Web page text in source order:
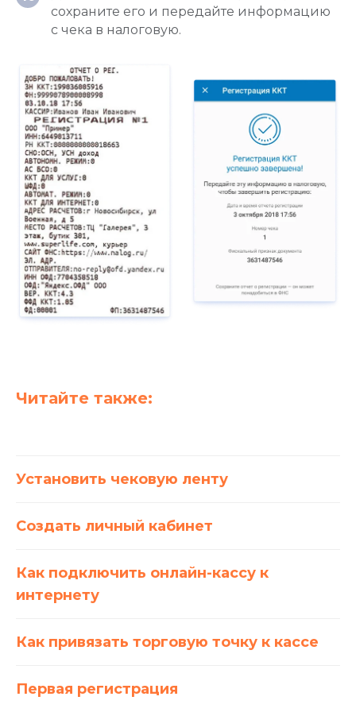
сохраните его и передайте информацию
с чека в налоговую.
Читайте также:
Установить чековую ленту
Создать личный кабинет
Как подключить онлайн-кассу к
интернету
Как привязать торговую точку к кассе
Первая регистрация
Касса в смартфоне
Касса в аренду
Подключение к ОФД
Торговое оборудование
Тарифы на подключение
Торговый эквайринг
Онлайн-касса MSPOS‑K
Онлайн-касса MSPOS‑D‑Ф
Онлайн-касса MSPOS‑SE-Ф
Онлайн-касса MSPOS‑Т‑Ф
Облачная касса на один чек
Облачная касса
Для кафе и ресторанов
Для розничного магазина
Для сфер услуг
Для интернет-магазина
Для видов бизнеса